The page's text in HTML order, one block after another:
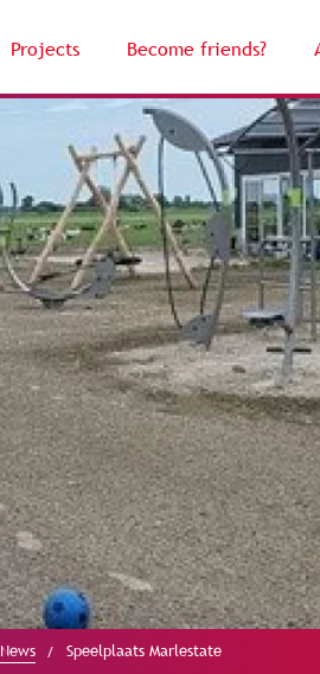
Projects Become friends?
News Speelplaats Marlestate